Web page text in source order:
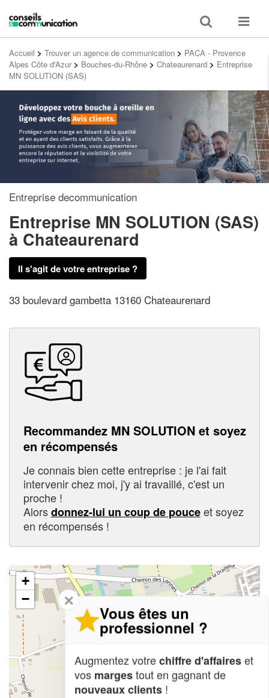
Toggle
search
Toggle
Accueil > Trouver un agence de communication > PACA - Provence
Alpes Côte d'Azur > Bouches-du-Rhône > Chateaurenard > Entreprise
MN SOLUTION (SAS)
Entreprise decommunication
Entreprise MN SOLUTION (SAS)
à Chateaurenard
Il s'agit de votre entreprise ?
33 boulevard gambetta 13160 Chateaurenard
Recommandez MN SOLUTION et soyez
en récompensés
Je connais bien cette entreprise : je l'ai fait
intervenir chez moi, j'y ai travaillé, c'est un
proche !
Alorsdonnez-lui un coup de pouceet soyez
en récompensés !
+
−
✕
Vous êtes un
professionnel ?
Augmentez votrechiffre d'affaireset
vos margestout en gagnant de
nouveaux clients !